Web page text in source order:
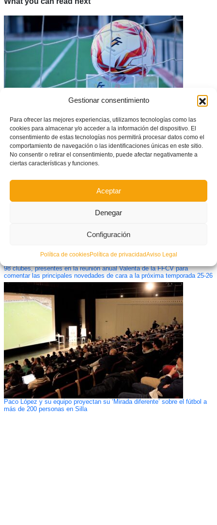
Gestionar consentimiento
Para ofrecer las mejores experiencias, utilizamos tecnologías como las
cookies para almacenar y/o acceder a la información del dispositivo. El
consentimiento de estas tecnologías nos permitirá procesar datos como el
comportamiento de navegación o las identificaciones únicas en este sitio.
No consentir o retirar el consentimiento, puede afectar negativamente a
ciertas características y funciones.
Aceptar
Denegar
Configuración
Política de cookiesPolítica de privacidadAviso Legal
La Generalitat Valenciana amplía hasta el 15 de febrero la prohibición de
entrenamientos y competiciones territoriales
98 clubes, presentes en la reunión anual Valenta de la FFCV para
comentar las principales novedades de cara a la próxima temporada 25-26
Paco López y su equipo proyectan su ‘Mirada diferente’ sobre el fútbol a
más de 200 personas en Silla